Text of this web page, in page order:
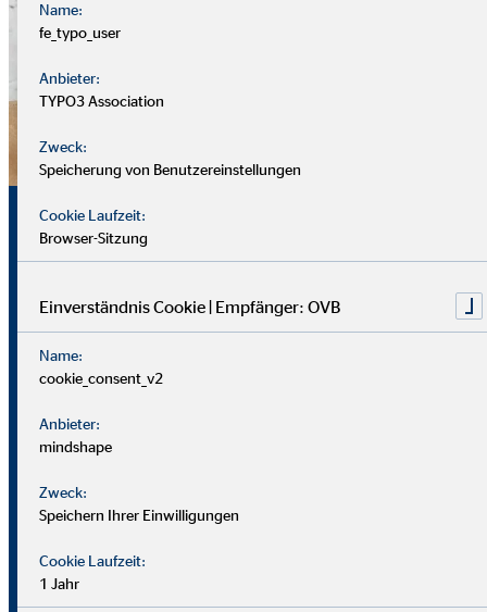
Sicherheit, Chancen und
echte Perspektiven
Für uns zählt nicht dein Lebenslauf, sondern wer du bist und
was du erreichen möchtest. Wichtiger sind deine
zwischenmenschlichen und persönlichen Stärken.
Du solltest offen, kontaktfreudig und freundlich auftreten
Kund*innen hineinzuversetzen.
Als Berater in brauchst du zudem eine gute Struktur, den
Überblick im Arbeitsalltag sowie analytische Fähigkeiten,
Name:
fe_typo_user
Anbieter:
TYPO3 Association
Zweck:
Speicherung von Benutzereinstellungen
Cookie Laufzeit:
Browser-Sitzung
Einverständnis Cookie | Empfänger: OVB
Name:
cookie_consent_v2
Anbieter:
mindshape
Zweck:
Speichern Ihrer Einwilligungen
Cookie Laufzeit:
1 Jahr